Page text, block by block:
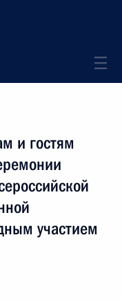
и гостям
участием